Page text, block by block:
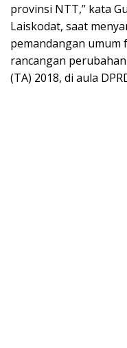
provinsi NTT,” kata
Laiskodat, saat
pemandangan umum
rancangan
(TA) 2018, di aula